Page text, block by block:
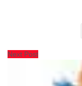
Next Post